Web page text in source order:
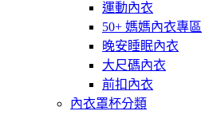
運動內衣
50+ 媽媽內衣專區
晚安睡眠內衣
大尺碼內衣
前扣內衣
內衣罩杯分類